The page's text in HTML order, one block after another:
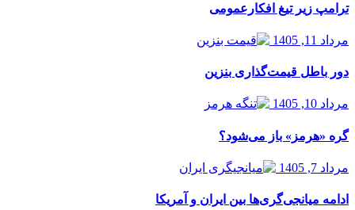
ترامپ زیر تیغ افکارعمومی
مرداد 11, 1405
دور باطل قیمت‌گذاری بنزین
مرداد 10, 1405
گره «هرمز» باز می‌شود؟
مرداد 7, 1405
ادامه میانجی‌گری‌ها بین ایران و آمریکا